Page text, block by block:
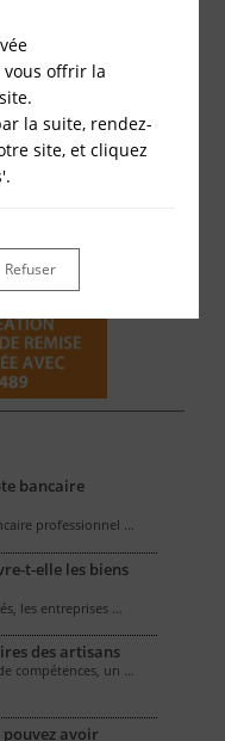
bancaire
professionnel …
t-elle les biens
les entreprises …
des artisans
compétences, un …
avoir
vous offrir la
la suite, rendez-
site, et cliquez
Refuser